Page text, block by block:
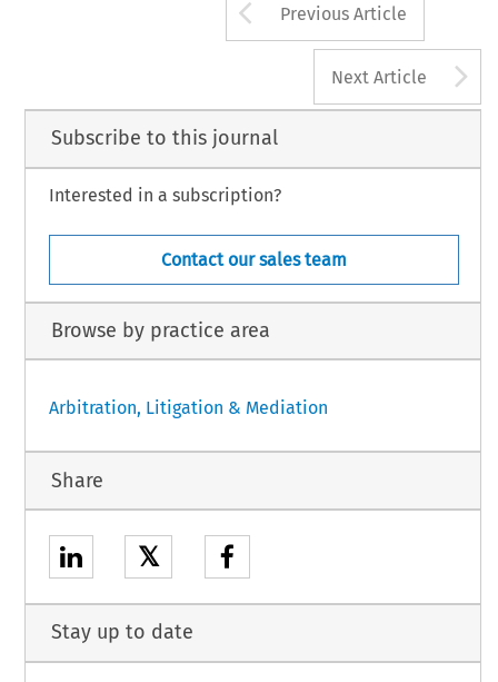
Arrow button
Previous Article
Next Article
Subscribe to this journal
Interested in a subscription?
Contact our sales team
Browse by practice area
Arbitration, Litigation & Mediation
Share
𝕏
Stay up to date